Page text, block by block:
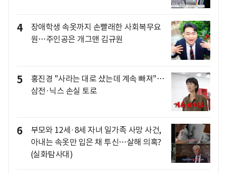
4
장애학생 속옷까지 손빨래한 사회복무요
원…주인공은 개그맨 김규원
5
홍진경 "사라는 대로 샀는데 계속 빠져"…
삼전·닉스 손실 토로
6
부모와 12세·8세 자녀 일가족 사망 사건,
아내는 속옷만 입은 채 투신…살해 의혹?
(실화탐사대)